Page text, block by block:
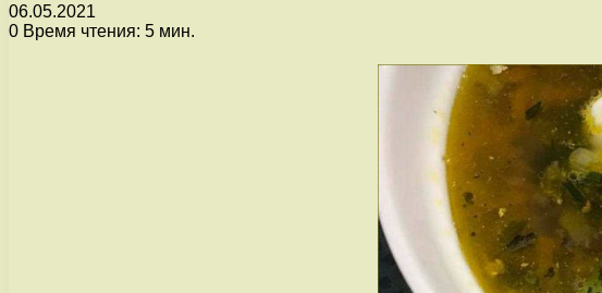
06.05.2021
0 Время чтения: 5 мин.